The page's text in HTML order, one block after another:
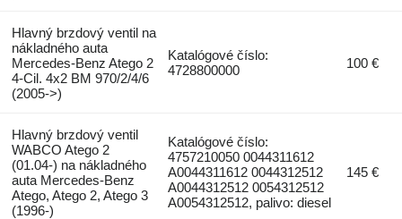
Hlavný brzdový ventil na
nákladného auta
Mercedes-Benz Atego 2
4-Cil. 4x2 BM 970/2/4/6
(2005->)
Katalógové číslo:
4728800000
100 €
Hlavný brzdový ventil
WABCO Atego 2
(01.04-) na nákladného
auta Mercedes-Benz
Atego, Atego 2, Atego 3
(1996-)
Katalógové číslo:
4757210050 0044311612
A0044311612 0044312512
A0044312512 0054312512
A0054312512, palivo: diesel
145 €